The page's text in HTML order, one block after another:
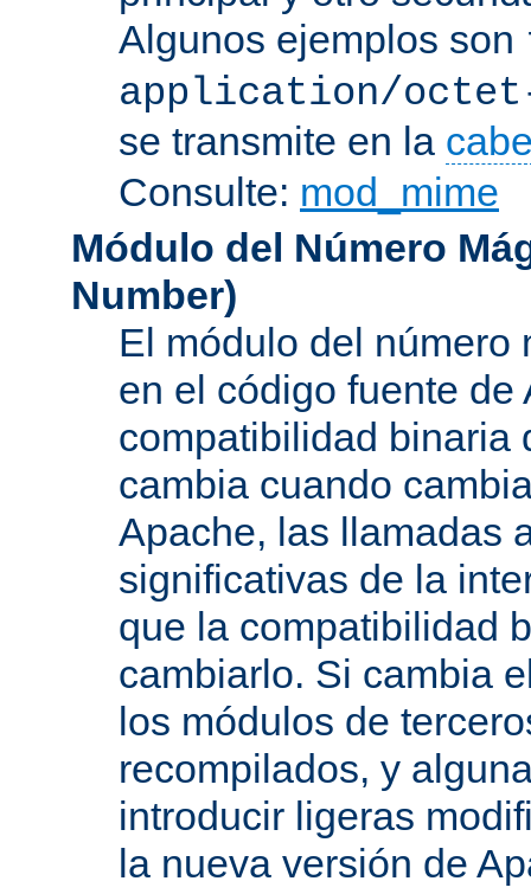
Algunos ejemplos son
application/
se transmite en la
Consulte: mod_mime
Módulo del Número
Number)
El módulo del número
en el código fuente
compatibilidad binaria
cambia cuando
Apache, las llamadas
significativas de la
que la compatibilidad
cambiarlo. Si cambia
los módulos de
recompilados, y
introducir ligeras
la nueva versión de